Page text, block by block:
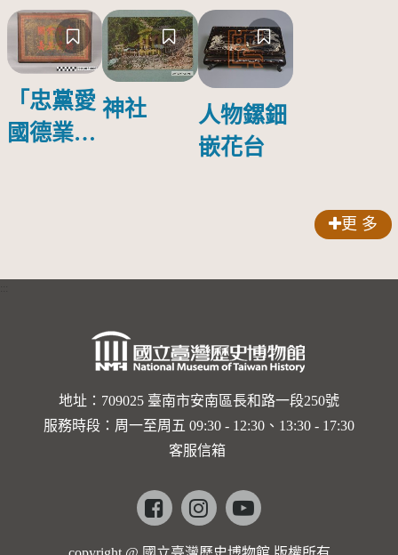
「忠黨愛
國德業並
神社
人物鏍鈿
嵌花台
更 多
地址：709025 臺南市安南區長和路一段250號
服務時段：周一至周五 09:30 - 12:30、13:30 - 17:30
客服信箱
Facebookinstagramyoutube